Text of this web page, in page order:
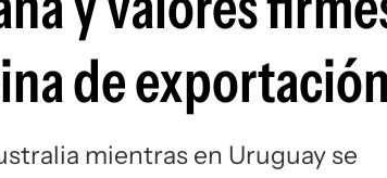
de exportación
mientras en Uruguay se